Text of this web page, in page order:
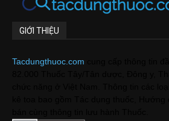
GIỚI THIỆU
Tacdungthuoc.com